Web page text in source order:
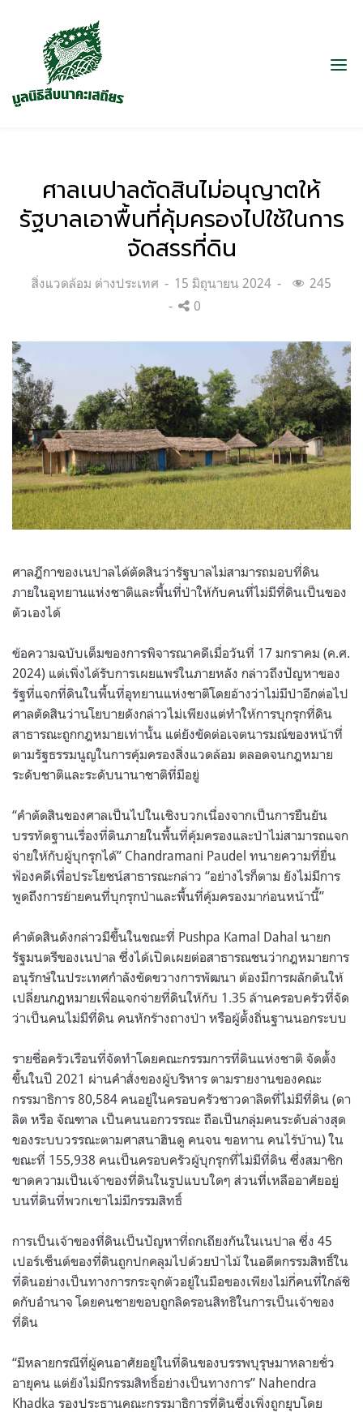
ศาลเนปาลตัดสินไม่อนุญาตให้
รัฐบาลเอาพื้นที่คุ้มครองไปใช้ในการ
จัดสรรที่ดิน
Categories:
สิ่งแวดล้อม ต่างประเทศ
Posted
on
15 มิถุนายน 2024
245
0
ศาลฎีกาของเนปาลได้ตัดสินว่ารัฐบาลไม่สามารถมอบที่ดิน
ภายในอุทยานแห่งชาติและพื้นที่ป่าให้กับคนที่ไม่มีที่ดินเป็นของ
ตัวเองได้
ข้อความฉบับเต็มของการพิจารณาคดีเมื่อวันที่ 17 มกราคม (ค.ศ.
2024) แต่เพิ่งได้รับการเผยแพร่ในภายหลัง กล่าวถึงปัญหาของ
รัฐที่แจกที่ดินในพื้นที่อุทยานแห่งชาติโดยอ้างว่าไม่มีป่าอีกต่อไป
ศาลตัดสินว่านโยบายดังกล่าวไม่เพียงแต่ทําให้การบุกรุกที่ดิน
สาธารณะถูกกฎหมายเท่านั้น แต่ยังขัดต่อเจตนารมณ์ของหน้าที่
ตามรัฐธรรมนูญในการคุ้มครองสิ่งแวดล้อม ตลอดจนกฎหมาย
ระดับชาติและระดับนานาชาติที่มีอยู่
“คําตัดสินของศาลเป็นไปในเชิงบวกเนื่องจากเป็นการยืนยัน
บรรทัดฐานเรื่องที่ดินภายในพื้นที่คุ้มครองและป่าไม่สามารถแจก
จ่ายให้กับผู้บุกรุกได้” Chandramani Paudel ทนายความที่ยื่น
ฟ้องคดีเพื่อประโยชน์สาธารณะกล่าว “อย่างไรก็ตาม ยังไม่มีการ
พูดถึงการย้ายคนที่บุกรุกป่าและพื้นที่คุ้มครองมาก่อนหน้านี้”
คําตัดสินดังกล่าวมีขึ้นในขณะที่ Pushpa Kamal Dahal นายก
รัฐมนตรีของเนปาล ซึ่งได้เปิดเผยต่อสาธารณชนว่ากฎหมายการ
อนุรักษ์ในประเทศกำลังขัดขวางการพัฒนา ต้องมีการผลักดันให้
เปลี่ยนกฎหมายเพื่อแจกจ่ายที่ดินให้กับ 1.35 ล้านครอบครัวที่จัด
ว่าเป็นคนไม่มีที่ดิน คนหักร้างถางป่า หรือผู้ตั้งถิ่นฐานนอกระบบ
รายชื่อครัวเรือนที่จัดทําโดยคณะกรรมการที่ดินแห่งชาติ จัดตั้ง
ขึ้นในปี 2021 ผ่านคําสั่งของผู้บริหาร ตามรายงานของคณะ
กรรมาธิการ 80,584 คนอยู่ในครอบครัวชาวดาลิตที่ไม่มีที่ดิน (ดา
ลิต หรือ จัณฑาล เป็นคนนอกวรรณะ ถือเป็นกลุ่มคนระดับล่างสุด
ของระบบวรรณะตามศาสนาฮินดู คนจน ขอทาน คนไร้บ้าน) ใน
ขณะที่ 155,938 คนเป็นครอบครัวผู้บุกรุกที่ไม่มีที่ดิน ซึ่งสมาชิก
ขาดความเป็นเจ้าของที่ดินในรูปแบบใดๆ ส่วนที่เหลืออาศัยอยู่
บนที่ดินที่พวกเขาไม่มีกรรมสิทธิ์
การเป็นเจ้าของที่ดินเป็นปัญหาที่ถกเถียงกันในเนปาล ซึ่ง 45
เปอร์เซ็นต์ของที่ดินถูกปกคลุมไปด้วยป่าไม้ ในอดีตกรรมสิทธิ์ใน
ที่ดินอย่างเป็นทางการกระจุกตัวอยู่ในมือของเพียงไม่กี่คนที่ใกล้ชิ
ดกับอํานาจ โดยคนชายขอบถูกลิดรอนสิทธิในการเป็นเจ้าของ
ที่ดิน
“มีหลายกรณีที่ผู้คนอาศัยอยู่ในที่ดินของบรรพบุรุษมาหลายชั่ว
อายุคน แต่ยังไม่มีกรรมสิทธิ์อย่างเป็นทางการ” Nahendra
Khadka รองประธานคณะกรรมาธิการที่ดินซึ่งเพิ่งถูกยุบโดย